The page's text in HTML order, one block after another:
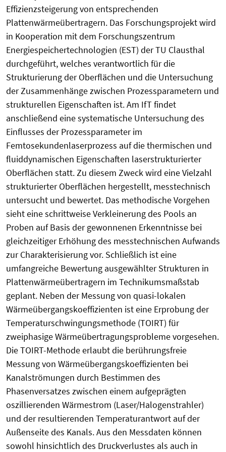
Effizienzsteigerung von entsprechenden
Plattenwärmeübertragern. Das Forschungsprojekt wird
in Kooperation mit dem Forschungszentrum
Energiespeichertechnologien (EST) der TU Clausthal
durchgeführt, welches verantwortlich für die
Strukturierung der Oberflächen und die Untersuchung
der Zusammenhänge zwischen Prozessparametern und
strukturellen Eigenschaften ist. Am IfT findet
anschließend eine systematische Untersuchung des
Einflusses der Prozessparameter im
Femtosekundenlaserprozess auf die thermischen und
fluiddynamischen Eigenschaften laserstrukturierter
Oberflächen statt. Zu diesem Zweck wird eine Vielzahl
strukturierter Oberflächen hergestellt, messtechnisch
untersucht und bewertet. Das methodische Vorgehen
sieht eine schrittweise Verkleinerung des Pools an
Proben auf Basis der gewonnenen Erkenntnisse bei
gleichzeitiger Erhöhung des messtechnischen Aufwands
zur Charakterisierung vor. Schließlich ist eine
umfangreiche Bewertung ausgewählter Strukturen in
Plattenwärmeübertragern im Technikumsmaßstab
geplant. Neben der Messung von quasi-lokalen
Wärmeübergangskoeffizienten ist eine Erprobung der
Temperaturschwingungsmethode (TOIRT) für
zweiphasige Wärmeübertragungsprobleme vorgesehen.
Die TOIRT-Methode erlaubt die berührungsfreie
Messung von Wärmeübergangskoeffizienten bei
Kanalströmungen durch Bestimmen des
Phasenversatzes zwischen einem aufgeprägten
oszillierenden Wärmestrom (Laser/Halogenstrahler)
und der resultierenden Temperaturantwort auf der
Außenseite des Kanals. Aus den Messdaten können
sowohl hinsichtlich des Druckverlustes als auch in